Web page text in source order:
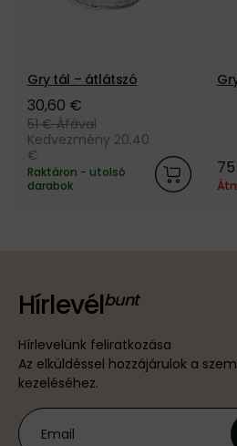
Gry tál – átlátszó
30,60 €
51 €Áfával
Kedvezmény 20,40
€
Raktáron - utolsó
darabok
Hírlevél
Hírlevelünk feliratkozása
Az elküldéssel hozzájárulok a
kezeléséhez.